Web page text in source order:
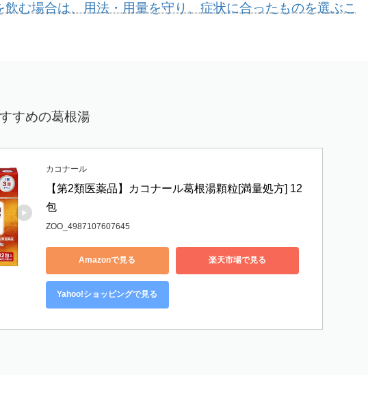
む場合は、用法・用量を守り、症状に合ったものを選ぶこ
すめの葛根湯
カコナール
【第2類医薬品】カコナール葛根湯顆粒[満量処方] 12
包
ZOO_4987107607645
Amazonで見る 楽天市場で見る
Yahoo!ショッピングで見る